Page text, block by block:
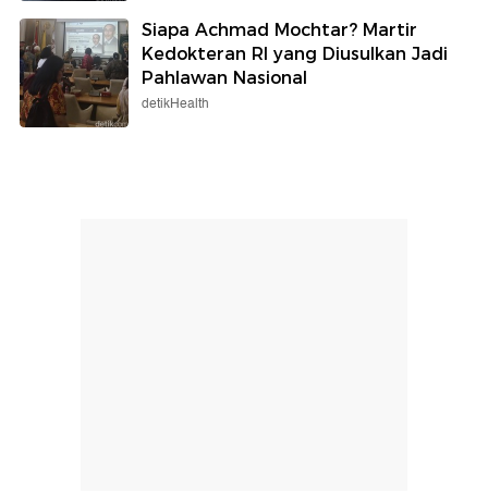
Siapa Achmad Mochtar? Martir
Kedokteran RI yang Diusulkan Jadi
Pahlawan Nasional
detikHealth